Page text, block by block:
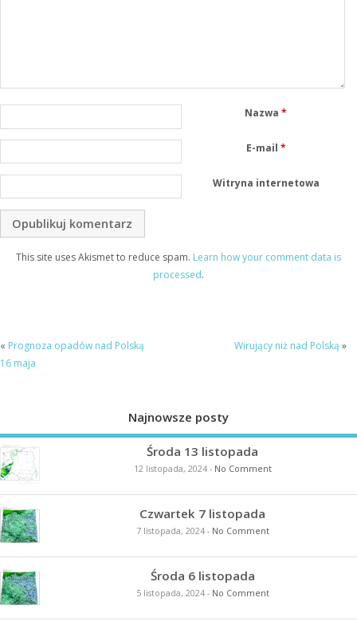
Nazwa*
E-mail *
Witryna internetowa
This site uses Akismet to reduce spam. Learn how your comment data is
processed.
« Prognoza opadów nad Polską
16 maja
Wirujący niż nad Polską »
Najnowsze posty
Środa 13 listopada
12 listopada, 2024- No Comment
Czwartek 7 listopada
7 listopada, 2024- No Comment
Środa 6 listopada
5 listopada, 2024- No Comment